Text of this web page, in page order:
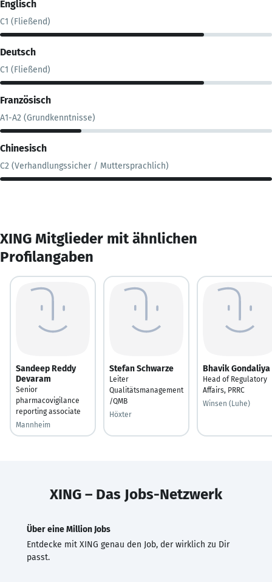
Englisch
C1 (Fließend)
Deutsch
C1 (Fließend)
Französisch
A1-A2 (Grundkenntnisse)
Chinesisch
C2 (Verhandlungssicher / Muttersprachlich)
XING Mitglieder mit ähnlichen
Profilangaben
Sandeep Reddy
Devaram
Senior
pharmacovigilance
reporting associate
Mannheim
Stefan Schwarze
Leiter
Qualitätsmanagement
/QMB
Höxter
Bhavik Gondaliya
Head of Regulatory
Affairs, PRRC
Winsen (Luhe)
XING – Das Jobs-Netzwerk
Über eine Million Jobs
Entdecke mit XING genau den Job, der wirklich zu Dir
passt.